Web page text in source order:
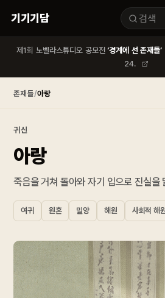
기기기담
제1회 노벨라스튜디오 공모전 ‘경계에 선 존재들’
24.
존재들/아랑
귀신
아랑
죽음을 거쳐 돌아와 자기 입으로 진실을
여귀 원혼 밀양 해원 사회적 해